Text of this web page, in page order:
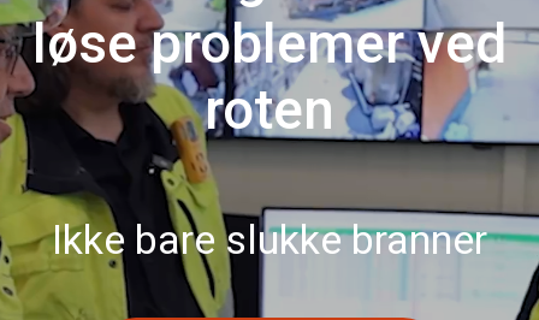
løse problemer ved
roten
Ikke bare slukke branner